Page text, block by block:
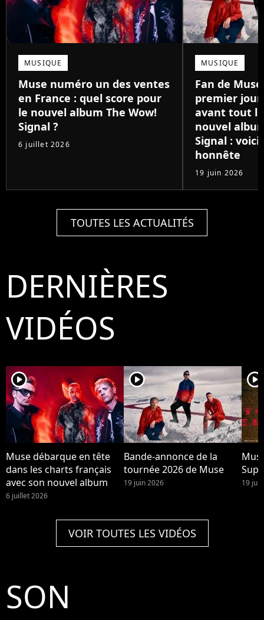
MUSIQUE
Muse numéro un des ventes
en France : quel score pour
le nouvel album The Wow!
Signal ?
6 juillet 2026
MUSIQUE
Fan de
premier
avant tout
nouvel
Signal : voici
honnête
19 juin 2026
TOUTES LES ACTUALITÉS
DERNIÈRES
VIDÉOS
player2
Muse débarque en tête
dans les charts français
avec son nouvel album
6 juillet 2026
player2
Bande-annonce de la
tournée 2026 de Muse
19 juin 2026
player2
19
VOIR TOUTES LES VIDÉOS
SON